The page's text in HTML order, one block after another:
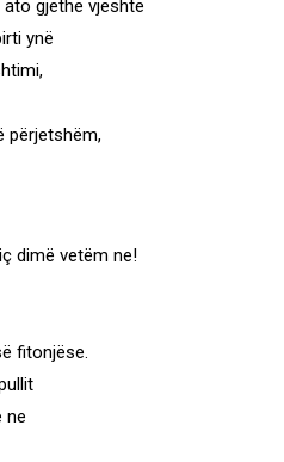
gjethe vjeshte
ynë
përjetshëm,
dimë vetëm ne!
fitonjëse.
ne